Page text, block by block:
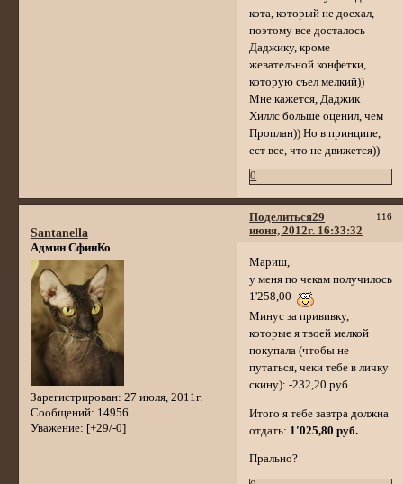
кота, который не доехал,
поэтому все досталось
Даджику, кроме
жевательной конфетки,
которую съел мелкий))
Мне кажется, Даджик
Хиллс больше оценил, чем
Проплан)) Но в принципе,
ест все, что не движется))
0
Поделиться 116
29
июня, 2012г. 16:33:32
Santanella
Админ СфинКо
Зарегистрирован: 27 июля, 2011г.
Сообщений: 14956
Уважение: [+29/-0]
Мариш,
у меня по чекам получилось
1'258,00
Минус за прививку,
которые я твоей мелкой
покупала (чтобы не
путаться, чеки тебе в личку
скину): -232,20 руб.
Итого я тебе завтра должна
отдать: 1'025,80 руб.
Прально?